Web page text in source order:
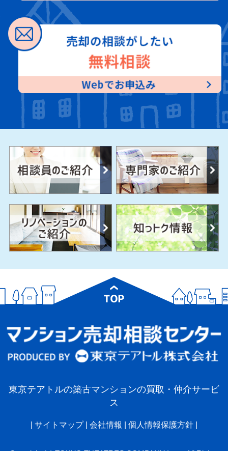
東京テアトルの築古マンションの買取・仲介サービ
ス
サイトマップ 会社情報 個人情報保護方針|